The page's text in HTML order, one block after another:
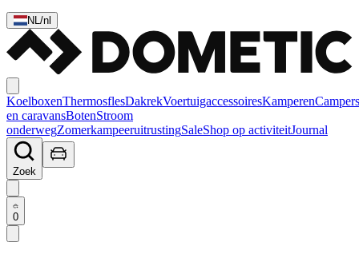
NL/nl
KoelboxenThermosflesDakrekVoertuigaccessoiresKamperenCampers
en caravansBotenStroom
onderwegZomerkampeeruitrustingSaleShop op activiteitJournal
Zoek
0